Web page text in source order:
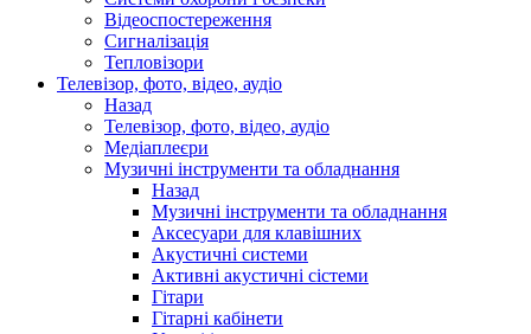
Відеоспостереження
Сигналізація
Тепловізори
Телевізор, фото, відео, аудіо
Назад
Телевізор, фото, відео, аудіо
Медіаплеєри
Музичні інструменти та обладнання
Назад
Музичні інструменти та обладнання
Аксесуари для клавішних
Акустичні системи
Активні акустичні сістеми
Гітари
Гітарні кабінети